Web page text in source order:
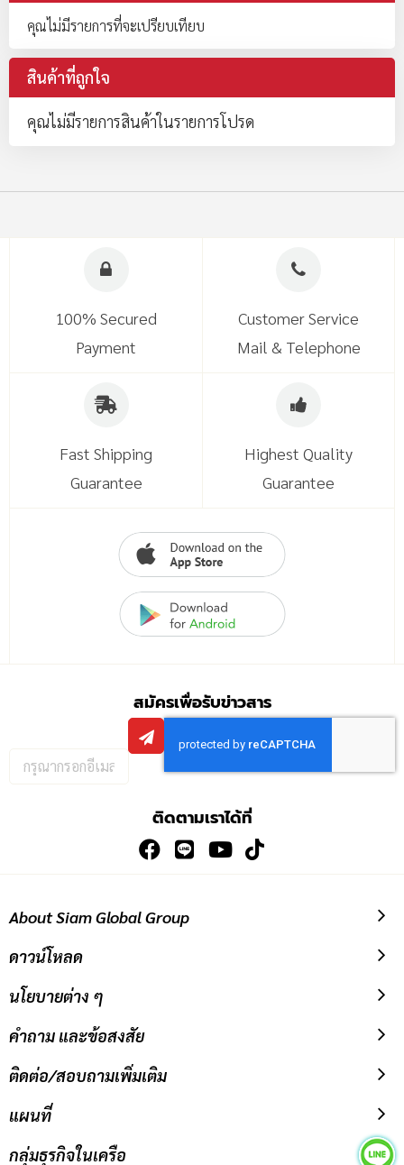
คุณไม่มีรายการที่จะเปรียบเทียบ
สินค้าที่ถูกใจ
คุณไม่มีรายการสินค้าในรายการโปรด
100% Secured
Payment
Customer Service
Mail & Telephone
Fast Shipping
Guarantee
Highest Quality
Guarantee
สมัครเพื่อรับข่าวสาร
กรอก
อีเมล
ติดตามเราได้ที่
About Siam Global Group
ดาวน์โหลด
นโยบายต่าง ๆ
คำถาม และข้อสงสัย
ติดต่อ/สอบถามเพิ่มเติม
แผนที่
กลุ่มธุรกิจในเครือ